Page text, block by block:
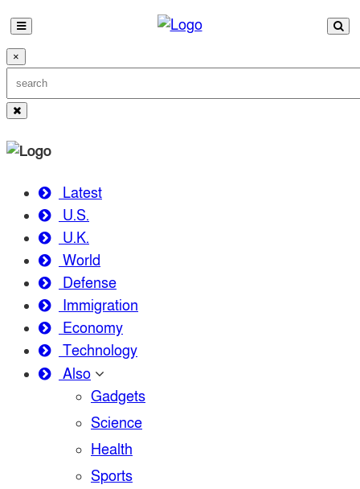
×
Latest
U.S.
U.K.
World
Defense
Immigration
Economy
Technology
Also
Gadgets
Science
Health
Sports